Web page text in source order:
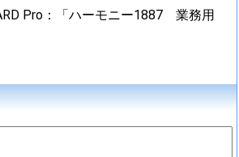
Pro：「ハーモニー1887 業務用